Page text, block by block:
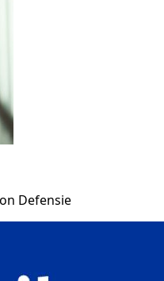
Defensie